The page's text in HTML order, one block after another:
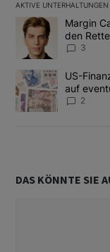
AKTIVE UNTERHALTUNGEN
Das Folgende ist
Ein Trendartikel
Margin
den
3
Ein Trendartikel
US-
auf
2
DAS KÖNNTE SIE